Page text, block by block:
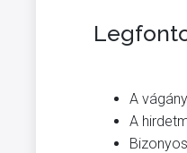
A
A